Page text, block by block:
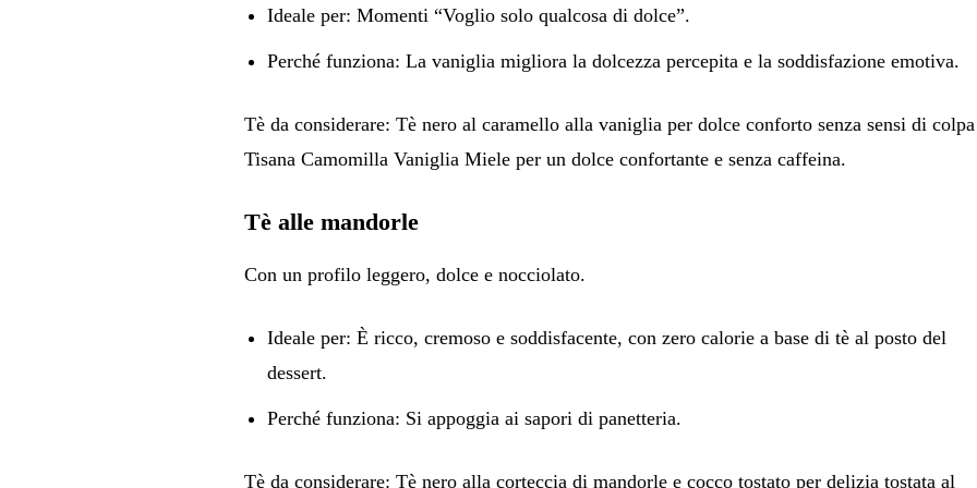
Ideale per: Momenti “Voglio solo qualcosa di dolce”.
Perché funziona: La vaniglia migliora la dolcezza percepita e la soddisfazione emotiva.
Tè da considerare:Tè nero al caramello alla vaniglia perdolce conforto senza sensi di
Tisana Camomilla Vaniglia Miele per un dolce confortante e senza caffeina.
Tè alle mandorle
Con un profilo leggero, dolce e nocciolato.
Ideale per:È ricco, cremoso e soddisfacente, con zero calorie a base di tè al posto del
dessert.
Perché funziona: Si appoggia ai sapori di panetteria.
Tè da considerare:Tè nero alla corteccia di mandorle e cocco tostato perdelizia tostata al